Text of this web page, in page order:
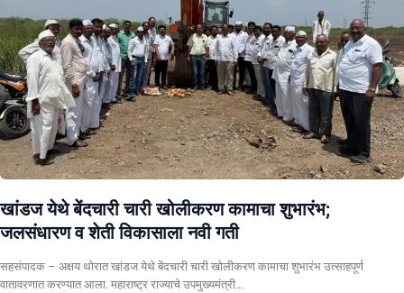
खांडज येथे बेंदचारी चारी खोलीकरण कामाचा शुभारंभ;
जलसंधारण व शेती विकासाला नवी गती
सहसंपादक – अक्षय थोरात खांडज येथे बेंदचारी चारी खोलीकरण कामाचा शुभारंभ उत्साहपूर्ण
वातावरणात करण्यात आला. महाराष्ट्र राज्याचे उपमुख्यमंत्री…